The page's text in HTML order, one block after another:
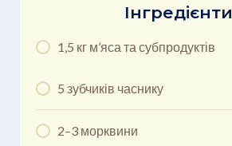
Інгредієнти
1,5 кг м’яса та субпродуктів
5 зубчиків часнику
2–3 морквини